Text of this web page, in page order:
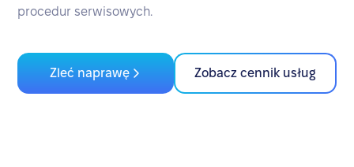
procedur serwisowych.
Zleć naprawę Zobacz cennik usług